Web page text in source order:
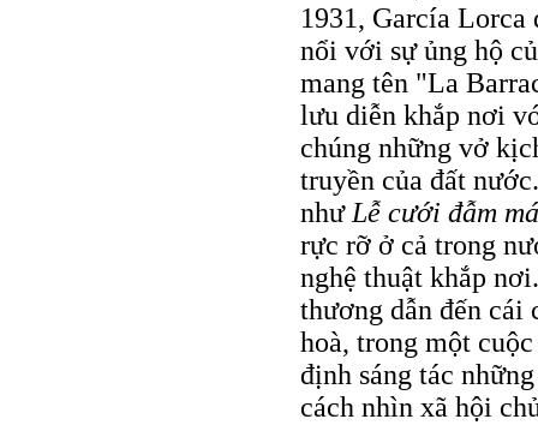
1931, García Lorca
nổi với sự ủng hộ
mang tên "La
lưu diễn khắp nơi
chúng những vở
truyền của đất
nhưLễ cưới đẫm
rực rỡ ở cả trong
nghệ thuật khắp
thương dẫn đến cái
hoà, trong một
định sáng tác
cách nhìn xã hội